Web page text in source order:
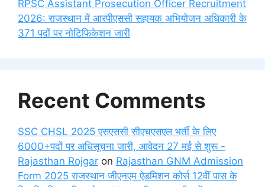
RPSC Assistant Prosecution Officer Recruitment
2026: राजस्थान में आरपीएससी सहायक अभियोजन अधिकारी के
371 पदों पर नोटिफिकेशन जारी
Recent Comments
SSC CHSL 2025 एसएससी सीएचएसएल भर्ती के लिए
6000+पदों पर अधिसूचना जारी, आवेदन 27 मई से शुरू -
Rajasthan Rojgar on Rajasthan GNM Admission
Form 2025 राजस्थान जीएनएम ऐडमिशन कोर्स 12वीं पास के